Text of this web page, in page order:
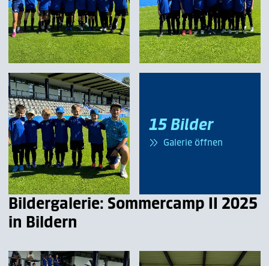
15 Bilder
Galerie öffnen
Bildergalerie: Sommercamp II 2025
in Bildern